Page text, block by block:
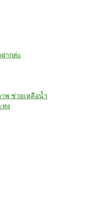
ากค่ะ
พ ช่วยเหลือน้ำ
ทง